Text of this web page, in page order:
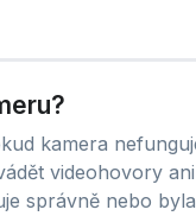
kamera
videohovory
správně nebo